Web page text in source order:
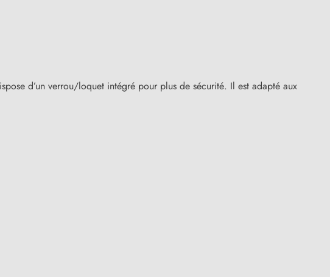
d’un verrou/loquet intégré pour plus de sécurité. Il est adapté aux